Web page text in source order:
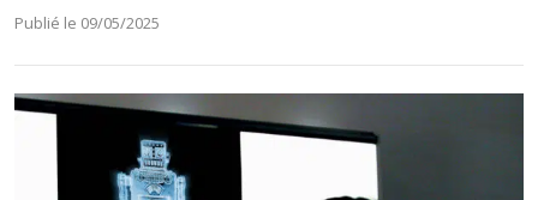
Publié le 09/05/2025